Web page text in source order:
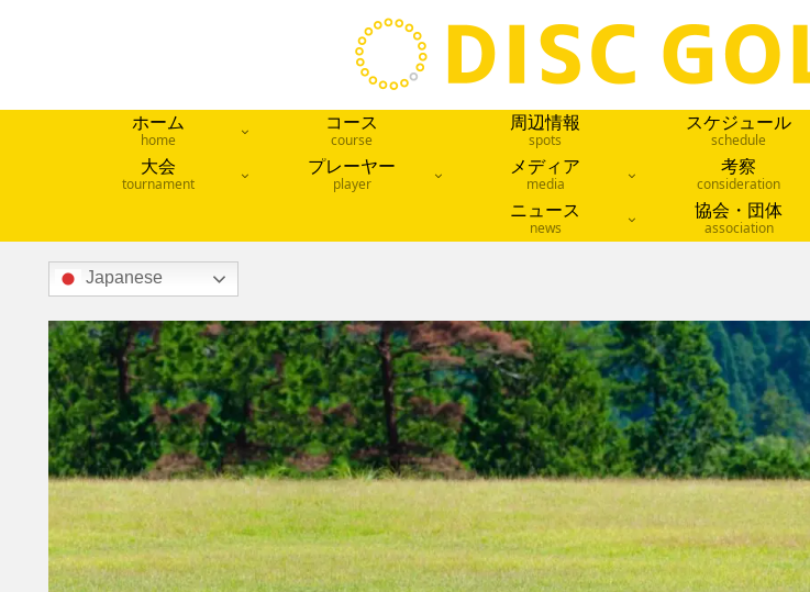
ホーム
home
コース
course
周辺情報
spots
スケジュール
schedule
大会
tournament
プレーヤー
player
メディア
media
考察
consideration
ニュース
news
協会・団体
association
Japanese